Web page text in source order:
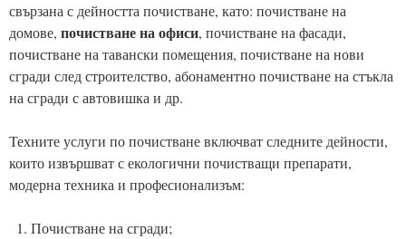
свързана с дейността почистване, като: почистване на
домове, почистване на офиси, почистване на фасади,
почистване на тавански помещения, почистване на нови
сгради след строителство, абонаментно почистване на стъкла
на сгради с автовишка и др.
Техните услуги по почистване включват следните дейности,
които извършват с екологични почистващи препарати,
модерна техника и професионализъм:
Почистване на сгради;